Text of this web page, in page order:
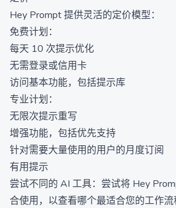
Hey Prompt 提供灵活的定价模型：
免费计划：
每天 10 次提示优化
无需登录或信用卡
访问基本功能，包括提示库
专业计划：
无限次提示重写
增强功能，包括优先支持
针对需要大量使用的用户的月度订阅
有用提示
尝试不同的 AI 工具：尝试将 Hey
合使用，以查看哪个最适合您的工作流